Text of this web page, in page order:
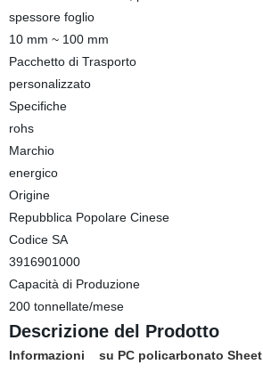
spessore foglio
10 mm ~ 100 mm
Pacchetto di Trasporto
personalizzato
Specifiche
rohs
Marchio
energico
Origine
Repubblica Popolare Cinese
Codice SA
3916901000
Capacità di Produzione
200 tonnellate/mese
Descrizione del Prodotto
Informazioni su PC policarbonato Sheet